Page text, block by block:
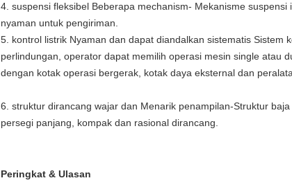
4. suspensi fleksibel Beberapa mechanism- Mekanisme
nyaman untuk pengiriman.
5. kontrol listrik Nyaman dan dapat diandalkan sistematis Sistem
perlindungan, operator dapat memilih operasi mesin single atau
dengan kotak operasi bergerak, kotak daya eksternal dan
6. struktur dirancang wajar dan Menarik penampilan-Struktur
persegi panjang, kompak dan rasional dirancang.
Peringkat & Ulasan